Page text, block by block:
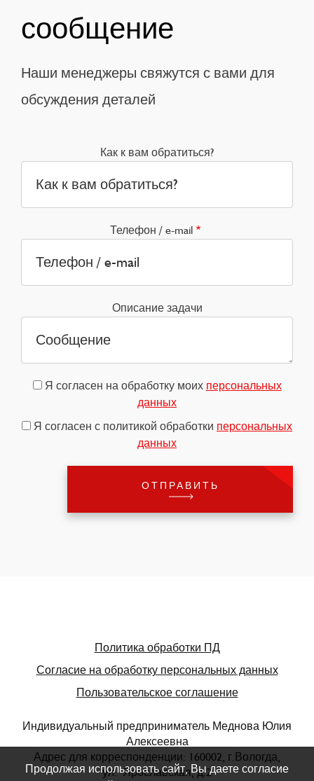
сообщение
Наши менеджеры свяжутся с вами для
обсуждения деталей
Как к вам обратиться?
Телефон / e-mail
Описание задачи
Я согласен на обработку моих персональных
данных
Я согласен с политикой обработки персональных
данных
Политика обработки ПД
Согласие на обработку персональных данных
Пользовательское соглашение
Индивидуальный предприниматель Меднова Юлия
Алексеевна
Адрес для корреспонденции: 160002, г.Вологда,
ул. Ярославская, д.2
Продолжая использовать сайт, Вы даете согласие